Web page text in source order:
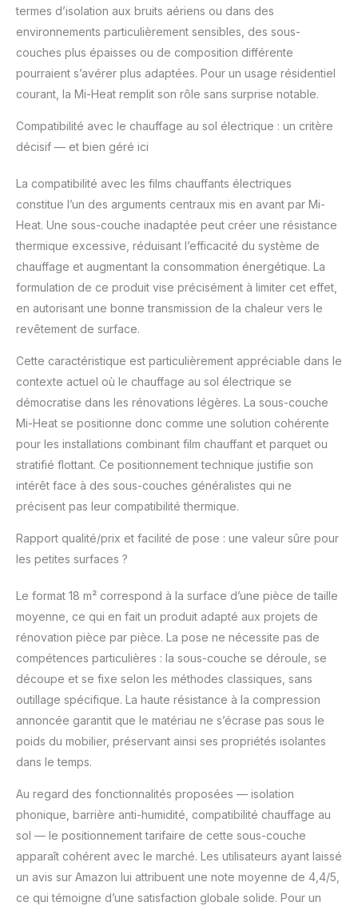
termes d’isolation aux bruits aériens ou dans des
environnements particulièrement sensibles, des sous-
couches plus épaisses ou de composition différente
pourraient s’avérer plus adaptées. Pour un usage résidentiel
courant, la Mi-Heat remplit son rôle sans surprise notable.
Compatibilité avec le chauffage au sol électrique : un critère
décisif — et bien géré ici
La compatibilité avec les films chauffants électriques
constitue l’un des arguments centraux mis en avant par Mi-
Heat. Une sous-couche inadaptée peut créer une résistance
thermique excessive, réduisant l’efficacité du système de
chauffage et augmentant la consommation énergétique. La
formulation de ce produit vise précisément à limiter cet effet,
en autorisant une bonne transmission de la chaleur vers le
revêtement de surface.
Cette caractéristique est particulièrement appréciable dans le
contexte actuel où le chauffage au sol électrique se
démocratise dans les rénovations légères. La sous-couche
Mi-Heat se positionne donc comme une solution cohérente
pour les installations combinant film chauffant et parquet ou
stratifié flottant. Ce positionnement technique justifie son
intérêt face à des sous-couches généralistes qui ne
précisent pas leur compatibilité thermique.
Rapport qualité/prix et facilité de pose : une valeur sûre pour
les petites surfaces ?
Le format 18 m² correspond à la surface d’une pièce de taille
moyenne, ce qui en fait un produit adapté aux projets de
rénovation pièce par pièce. La pose ne nécessite pas de
compétences particulières : la sous-couche se déroule, se
découpe et se fixe selon les méthodes classiques, sans
outillage spécifique. La haute résistance à la compression
annoncée garantit que le matériau ne s’écrase pas sous le
poids du mobilier, préservant ainsi ses propriétés isolantes
dans le temps.
Au regard des fonctionnalités proposées — isolation
phonique, barrière anti-humidité, compatibilité chauffage au
sol — le positionnement tarifaire de cette sous-couche
apparaît cohérent avec le marché. Les utilisateurs ayant laissé
un avis sur Amazon lui attribuent une note moyenne de 4,4/5,
ce qui témoigne d’une satisfaction globale solide. Pour un